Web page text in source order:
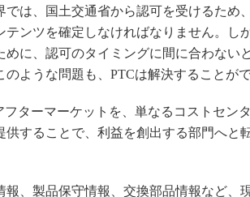
では、国土交通省から認可を受けるため
テンツを確定しなければなりません。し
めに、認可のタイミングに間に合わない
のような問題も、PTCは解決することがで
ターマーケットを、単なるコストセン
供することで、利益を創出する部門へと
、製品保守情報、交換部品情報など、